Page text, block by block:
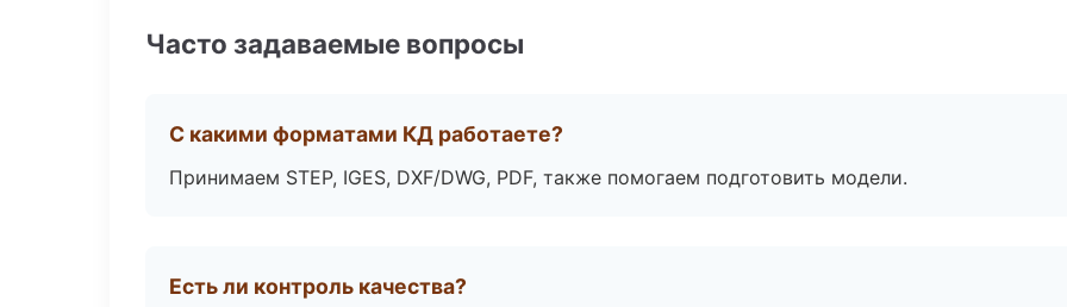
Часто задаваемые вопросы
С какими форматами КД работаете?
Принимаем STEP, IGES, DXF/DWG, PDF, также помогаем подготовить модели.
Есть ли контроль качества?